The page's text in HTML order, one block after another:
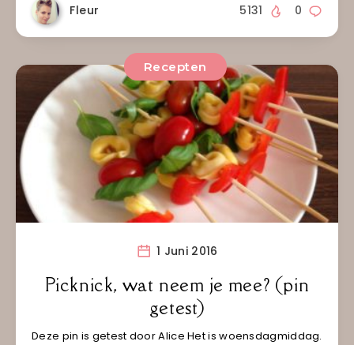
Fleur 0
5131
Recepten
1 Juni 2016
Picknick, wat neem je mee? (pin
getest)
Deze pin is getest door Alice Het is woensdagmiddag.